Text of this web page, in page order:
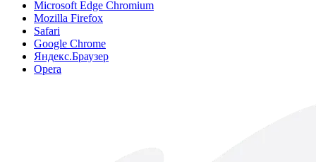
Microsoft Edge Chromium
Mozilla Firefox
Safari
Google Chrome
Яндекс.Браузер
Opera